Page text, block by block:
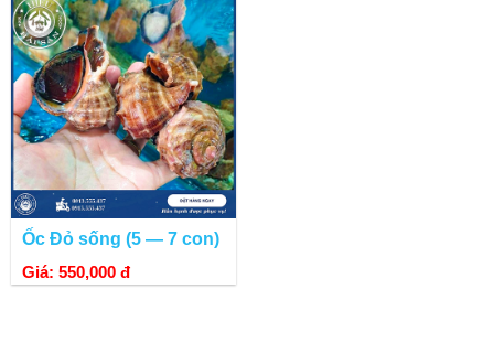
Ốc Đỏ sống (5 — 7 con)
Giá: 550,000 đ